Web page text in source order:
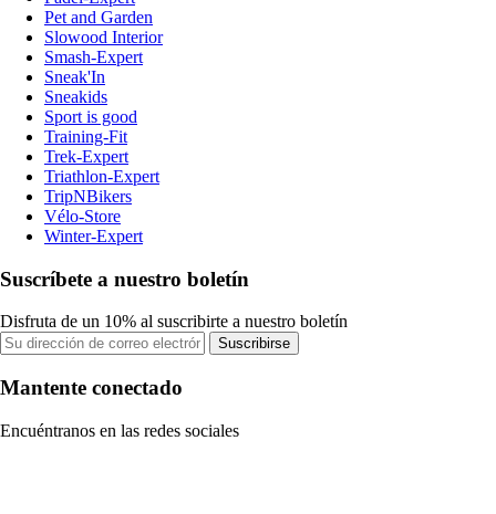
Pet and Garden
Slowood Interior
Smash-Expert
Sneak'In
Sneakids
Sport is good
Training-Fit
Trek-Expert
Triathlon-Expert
TripNBikers
Vélo-Store
Winter-Expert
Suscríbete a nuestro boletín
Disfruta de un 10% al suscribirte a nuestro boletín
Suscribirse
Mantente conectado
Encuéntranos en las redes sociales